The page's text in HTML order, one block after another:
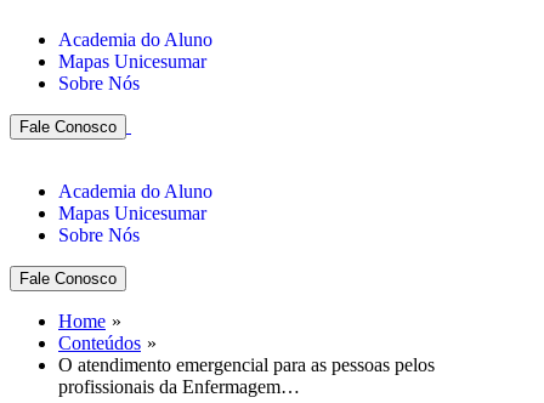
Academia do Aluno
Mapas Unicesumar
Sobre Nós
Fale Conosco
Academia do Aluno
Mapas Unicesumar
Sobre Nós
Fale Conosco
Home
Conteúdos
O atendimento emergencial para as pessoas pelos
profissionais da Enfermagem…